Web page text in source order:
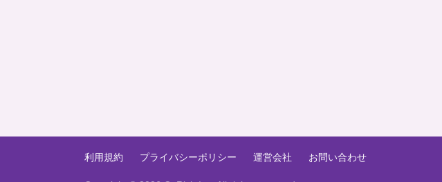
利用規約 プライバシーポリシー 運営会社 お問い合わせ